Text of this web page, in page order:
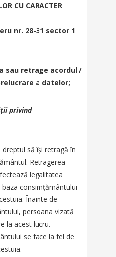
CU CARACTER
nr. 28-31 sector 1
sau retrage acordul /
a datelor;
privind
să își retragă în
Retragerea
legalitatea
consimțământului
Înainte de
persoana vizată
la acest lucru.
se face la fel de